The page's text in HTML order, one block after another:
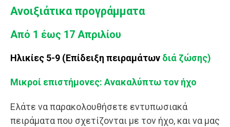
Ανοιξιάτικα προγράμματα
Από 1 έως 17 Απριλίου
Ηλικίες 5-9 (Επίδειξη πειραμάτων διά ζώσης)
Μικροί επιστήμονες: Ανακαλύπτω τον ήχο
Ελάτε να παρακολουθήσετε εντυπωσιακά
πειράματα που σχετίζονται με τον ήχο, και να μας